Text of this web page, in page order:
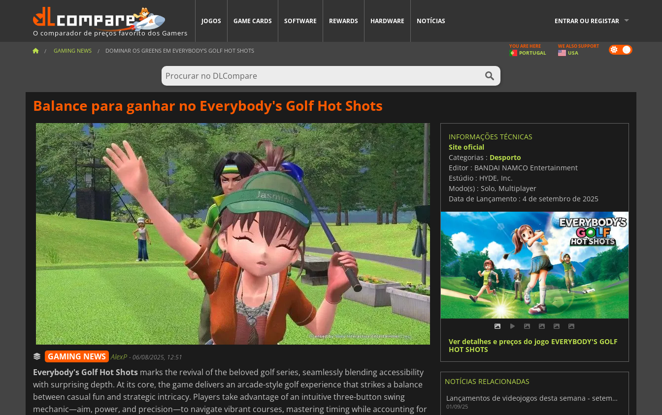
O comparador de preços favorito dos Gamers
JOGOS GAME CARDS SOFTWARE REWARDS HARDWARE NOTÍCIAS ENTRAR OU REGISTAR
GAMING NEWS DOMINAR OS GREENS EM EVERYBODY'S GOLF HOT SHOTS Dark
mode
YOU ARE HERE
PORTUGAL
WE ALSO SUPPORT
USA
Balance para ganhar no Everybody's Golf Hot Shots
GAMING NEWS AlexP -06/08/2025, 12:51
Everybody's Golf Hot Shots marks the revival of the beloved golf series, seamlessly blending accessibility
with surprising depth. At its core, the game delivers an arcade-style golf experience that strikes a balance
between casual fun and strategic intricacy. Players take advantage of an intuitive three-button swing
mechanic—aim, power, and precision—to navigate vibrant courses, mastering timing while accounting for
INFORMAÇÕES TÉCNICAS
Site oficial
Categorias : Desporto
Editor : BANDAI NAMCO Entertainment
Estúdio : HYDE, Inc.
Modo(s) : Solo, Multiplayer
Data de Lançamento : 4 de setembro de 2025
Ver detalhes e preços do jogo EVERYBODY'S GOLF
HOT SHOTS
NOTÍCIAS RELACIONADAS
Lançamentos de videojogos desta semana - setembro de 2025 (Semana 36)
01/09/25